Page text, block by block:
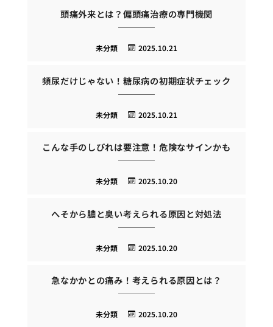
頭痛外来とは？偏頭痛治療の専門機関
2025.10.21
未分類
頻尿だけじゃない！糖尿病の初期症状チェック
2025.10.21
未分類
こんな手のしびれは要注意！危険なサインかも
2025.10.20
未分類
へそから膿と臭い考えられる原因と対処法
2025.10.20
未分類
急なかかとの痛み！考えられる原因とは？
2025.10.20
未分類